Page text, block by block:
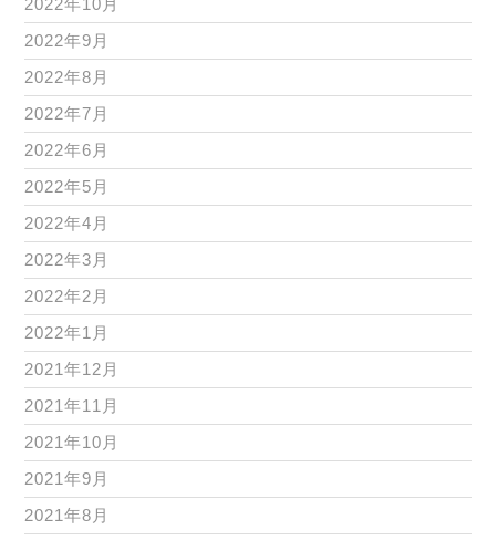
2022年9月
2022年8月
2022年7月
2022年6月
2022年5月
2022年4月
2022年3月
2022年2月
2022年1月
2021年12月
2021年11月
2021年10月
2021年9月
2021年8月